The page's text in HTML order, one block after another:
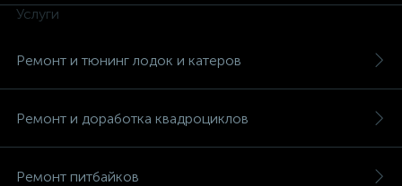
Услуги
Ремонт и тюнинг лодок и катеров
Ремонт и доработка квадроциклов
Ремонт питбайков